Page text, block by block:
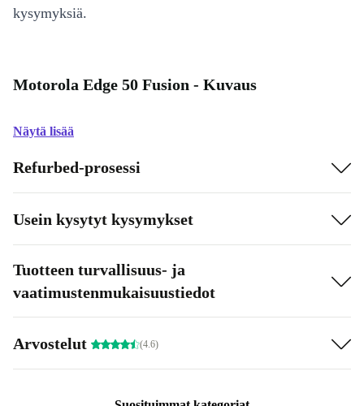
kysymyksiä.
Motorola Edge 50 Fusion - Kuvaus
Näytä lisää
Refurbed-prosessi
Usein kysytyt kysymykset
Tuotteen turvallisuus- ja
vaatimustenmukaisuustiedot
Arvostelut (4.6)